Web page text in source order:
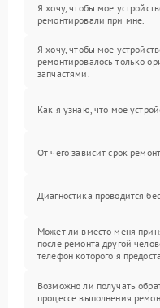
Я хочу, чтобы мое
ремонтировали при мне.
Я хочу, чтобы мое
ремонтировалось только
запчастями.
Как я узнаю, что мое
От чего зависит срок
Диагностика проводится
Может ли вместо меня
после ремонта другой
телефон которого я
Возможно ли получать
процессе выполнения